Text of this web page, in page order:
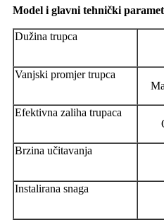
Model i glavni tehnički
Dužina trupca
Vanjski promjer trupca
Efektivna zaliha trupaca
Brzina učitavanja
Instalirana snaga